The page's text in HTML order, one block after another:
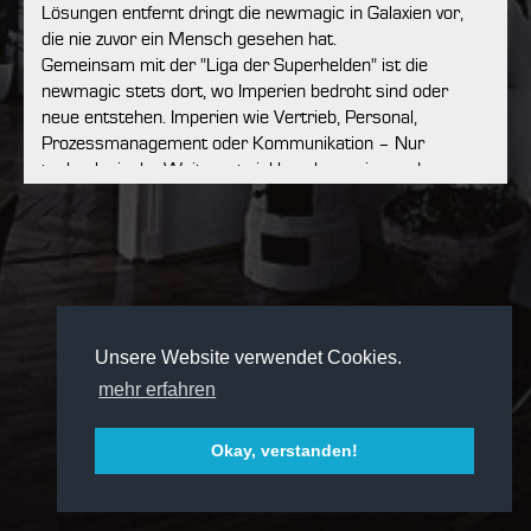
Unsere Website verwendet Cookies.
mehr erfahren
Okay, verstanden!